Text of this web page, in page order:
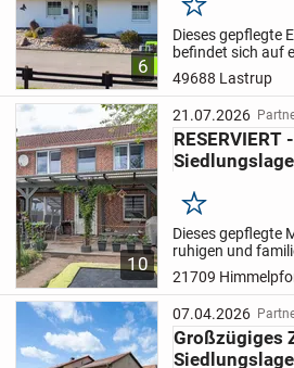
6
Merken
Dieses gepflegte
befindet sich auf
Lage innerhalb
von 49688...
49688 Lastrup
10
21.07.2026
Merken
Dieses gepflegte
ruhigen und
überzeugt durch
angenehmes
21709
07.04.2026
Großzügiges